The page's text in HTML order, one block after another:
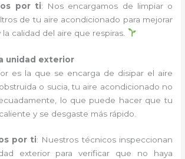
por ti: Nos encargamos de limpiar o
de tu aire acondicionado para mejorar
calidad del aire que respiras.
unidad exterior
es la que se encarga de disipar el aire
o sucia, tu aire acondicionado no
lo que puede hacer que tu
y se desgaste más rápido.
por ti: Nuestros técnicos inspeccionan
exterior para verificar que no haya